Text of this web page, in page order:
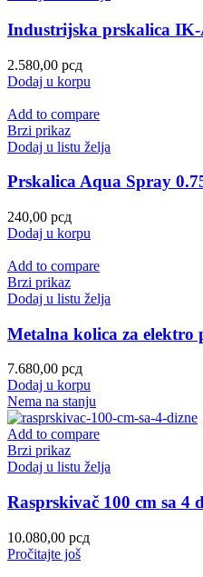
Industrijska prskalica
2.580,00 рсд
Dodaj u korpu
Add to compare
Brzi prikaz
Dodaj u listu želja
Prskalica Aqua Spray
240,00 рсд
Dodaj u korpu
Add to compare
Brzi prikaz
Dodaj u listu želja
Metalna kolica za elektro
7.680,00 рсд
Dodaj u korpu
Nema na stanju
Add to compare
Brzi prikaz
Dodaj u listu želja
Rasprskivač 100 cm sa 4
10.080,00 рсд
Pročitajte još